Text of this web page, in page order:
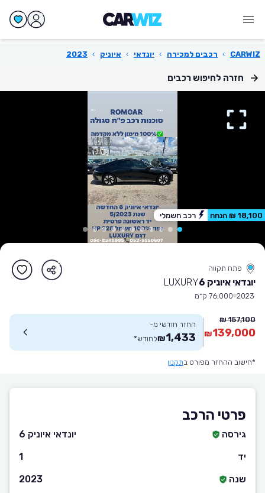
CARWIZ
› רכבים למכירה › יונדאי › איוניק ›
2023
חזרה לחיפוש רכבים
18,100 ₪ הנחה רכב חשמלי
פתח תקווה
יונדאי איוניק 6 LUXURY
2023 76,000 ק״מ
157,100 ₪
139,000
₪
החזר חודשי מ-
1,433
₪לחודש*
*חישוב ההחזר מפורט בתקנון
פרטי הרכב
גירסה
יונדאי איוניק 6
יד
1
שנה
2023